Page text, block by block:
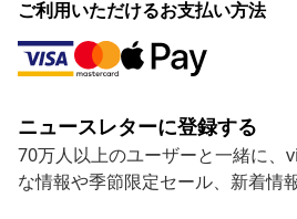
ご利用いただけるお支払い方法
ニュースレターに登録する
70万人以上のユーザーと一緒に、
な情報や季節限定セール、新着情